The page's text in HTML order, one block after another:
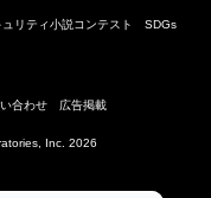
リティ小説コンテスト SDGs
合わせ 広告掲載
Inc. 2026